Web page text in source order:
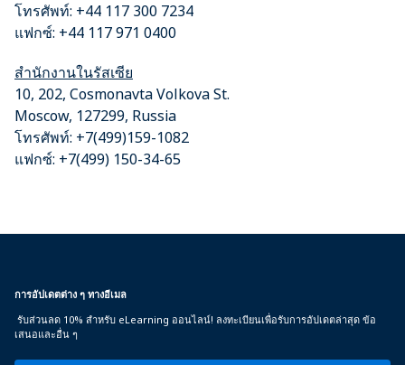
โทรศัพท์: +44 117 300 7234
แฟกซ์: +44 117 971 0400
สำนักงานในรัสเซีย
10, 202, Cosmonavta Volkova St.
Moscow, 127299, Russia
โทรศัพท์: +7(499)159-1082
แฟกซ์: +7(499) 150-34-65
การอัปเดตต่าง ๆ ทางอีเมล
รับส่วนลด 10% สำหรับ eLearning ออนไลน์! ลงทะเบียนเพื่อรับการอัปเดตล่าสุด ข้อ
เสนอและอื่น ๆ